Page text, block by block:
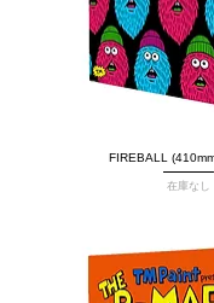
クイック
FIREBALL
在庫なし